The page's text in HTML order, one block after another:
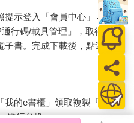
司代表會這樣跟他說話。他對
第一次去拜會他時不曾表明來
，到了最後第四次我就完全解
會撤銷先前的訴訟。」
提示登入「會員中心」→「我
行碼/載具管理」，取得通行
子書。完成下載後，點選任一
的e書櫃」領取複製『兌換
進行兌換。